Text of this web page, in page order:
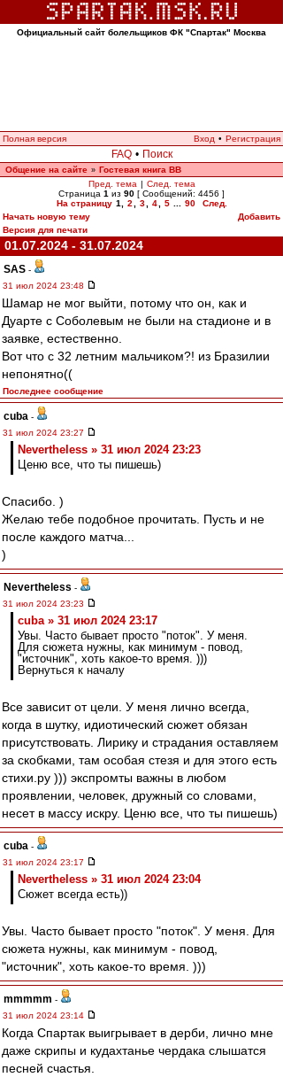
Официальный сайт болельщиков ФК "Спартак" Москва
Полная версия Вход • Регистрация
FAQ • Поиск
Общение на сайте » Гостевая книга ВВ
Пред. тема | След. тема
Страница 1 из 90 [ Сообщений: 4456 ]
На страницу 1 2 3 4 5 90
След.
Начать новую тему
Добавить
Версия для печати
01.07.2024 - 31.07.2024
SAS -
31 июл 2024 23:48
Шамар не мог выйти, потому что он, как и
Дуарте с Соболевым не были на стадионе и в
заявке, естественно.
Вот что с 32 летним мальчиком?! из Бразилии
непонятно((
Последнее сообщение
cuba -
31 июл 2024 23:27
Nevertheless » 31 июл 2024 23:23
Ценю все, что ты пишешь)
Спасибо. )
Желаю тебе подобное прочитать. Пусть и не
после каждого матча...
)
Nevertheless -
31 июл 2024 23:23
cuba » 31 июл 2024 23:17
Увы. Часто бывает просто "поток". У меня.
Для сюжета нужны, как минимум - повод,
"источник", хоть какое-то время. )))
Вернуться к началу
Все зависит от цели. У меня лично всегда,
когда в шутку, идиотический сюжет обязан
присутствовать. Лирику и страдания оставляем
за скобками, там особая стезя и для этого есть
стихи.ру ))) экспромты важны в любом
проявлении, человек, дружный со словами,
несет в массу искру. Ценю все, что ты пишешь)
cuba -
31 июл 2024 23:17
Nevertheless » 31 июл 2024 23:04
Сюжет всегда есть))
Увы. Часто бывает просто "поток". У меня. Для
сюжета нужны, как минимум - повод,
"источник", хоть какое-то время. )))
mmmmm -
31 июл 2024 23:14
Когда Спартак выигрывает в дерби, лично мне
даже скрипы и кудахтанье чердака слышатся
песней счастья.